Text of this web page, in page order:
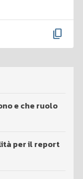
content_copy
e che ruolo
per il report